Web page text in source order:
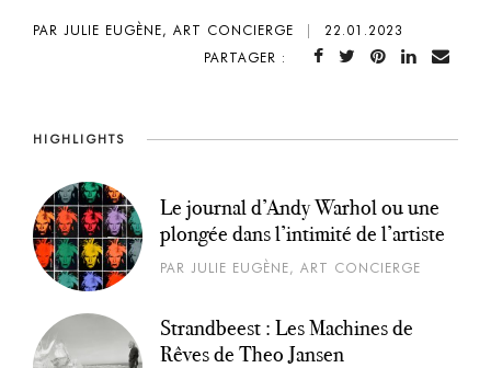
PAR JULIE EUGÈNE, ART CONCIERGE
22.01.2023
PARTAGER :
HIGHLIGHTS
Le journal d’Andy Warhol ou une
plongée dans l’intimité de l’artiste
PAR JULIE EUGÈNE, ART CONCIERGE
Strandbeest : Les Machines de
Rêves de Theo Jansen